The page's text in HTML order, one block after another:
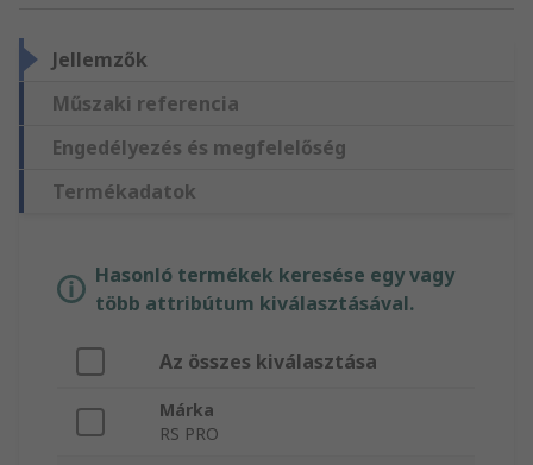
Jellemzők
Műszaki referencia
Engedélyezés és megfelelőség
Termékadatok
Hasonló termékek keresése egy vagy
több attribútum kiválasztásával.
Az összes kiválasztása
Márka
RS PRO